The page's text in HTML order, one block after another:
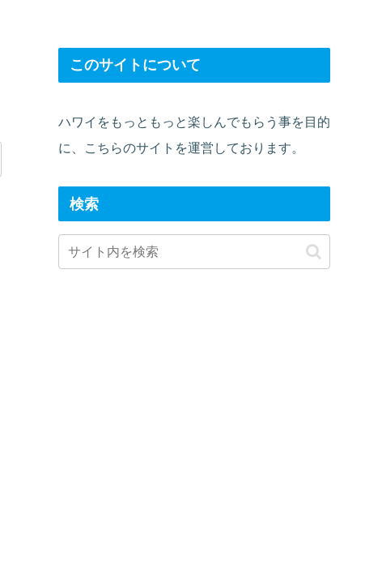
このサイトについて
ハワイをもっともっと楽しんでもらう事を目的
に、こちらのサイトを運営しております。
検索